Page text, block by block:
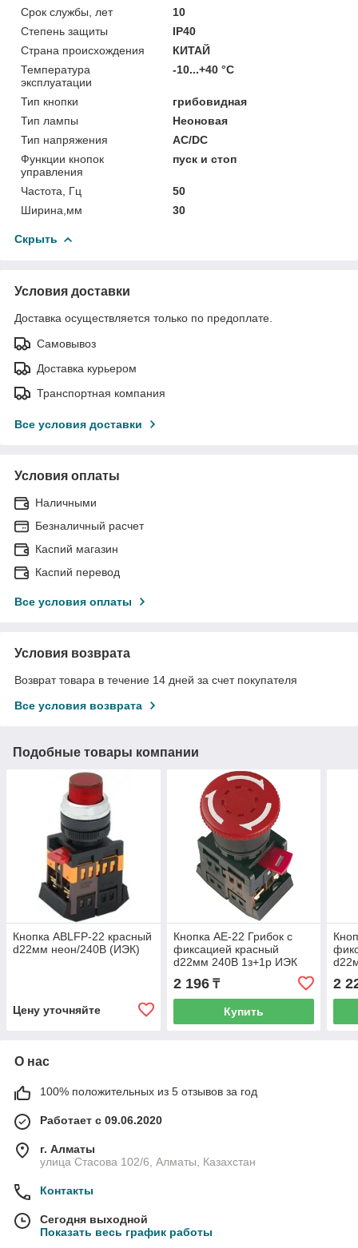
Срок службы, лет
10
Степень защиты
IP40
Страна происхождения
КИТАЙ
Температура
эксплуатации
-10...+40 °C
Тип кнопки
грибовидная
Тип лампы
Неоновая
Тип напряжения
AC/DC
Функции кнопок
управления
пуск и стоп
Частота, Гц
50
Ширина,мм
30
Скрыть
Условия доставки
Доставка осуществляется только по предоплате.
Самовывоз
Доставка курьером
Транспортная компания
Все условия доставки
Условия оплаты
Наличными
Безналичный расчет
Каспий магазин
Каспий перевод
Все условия оплаты
Условия возврата
Возврат товара в течение 14 дней за счет покупателя
Все условия возврата
Подобные товары компании
Кнопка ABLFP-22 красный
d22мм неон/240В (ИЭК)
Цену уточняйте
Кнопка AE-22 Грибок с
фиксацией красный
d22мм 240В 1з+1р ИЭК
2 196₸
Купить
2
О нас
100% положительных из 5 отзывов за год
Работает с 09.06.2020
г. Алматы
улица Стасова 102/6, Алматы, Казахстан
Контакты
Сегодня выходной
Показать весь график работы